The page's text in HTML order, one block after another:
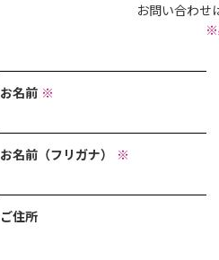
お問い合わせ
※
お名前 ※
お名前（フリガナ） ※
ご住所